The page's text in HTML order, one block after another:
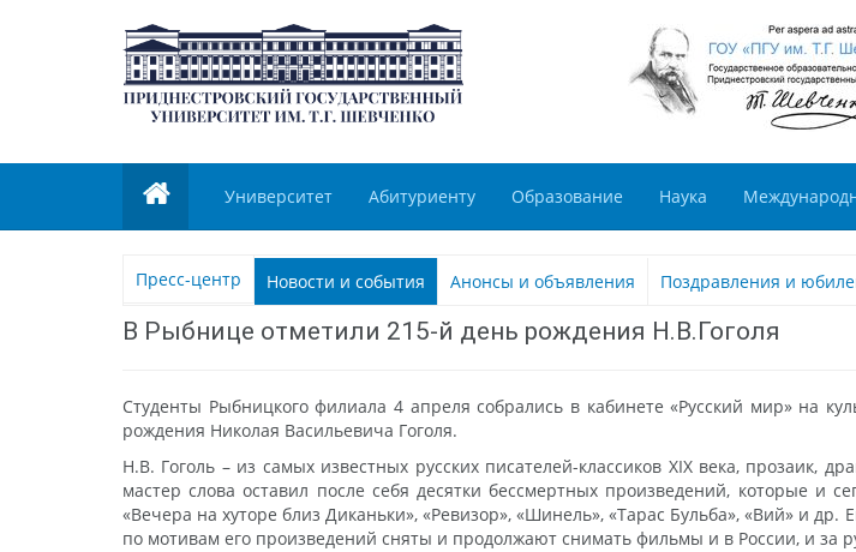
Университет Абитуриенту Образование Наука
Пресс-центр Новости и события Анонсы и объявления Поздравления и
В Рыбнице отметили 215-й день рождения Н.В.Гоголя
Студенты Рыбницкого филиала 4 апреля собрались в кабинете «Русский мир» на
рождения Николая Васильевича Гоголя.
Н.В. Гоголь – из самых известных русских писателей-классиков XIX века, прозаик,
мастер слова оставил после себя десятки бессмертных произведений, которые и
«Вечера на хуторе близ Диканьки», «Ревизор», «Шинель», «Тарас Бульба», «Вий» и
по мотивам его произведений сняты и продолжают снимать фильмы и в России, и за